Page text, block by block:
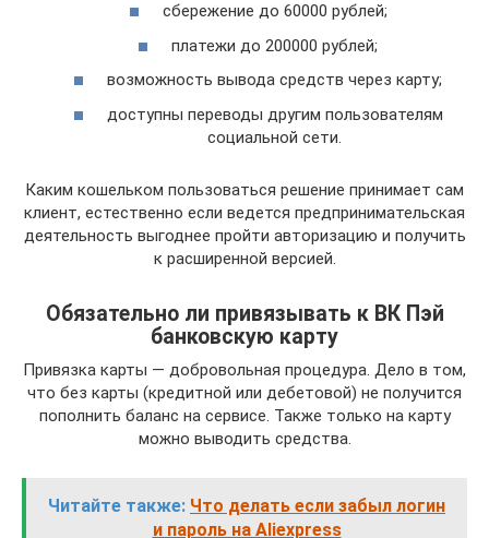
сбережение до 60000 рублей;
платежи до 200000 рублей;
возможность вывода средств через карту;
доступны переводы другим пользователям
социальной сети.
Каким кошельком пользоваться решение принимает сам
клиент, естественно если ведется предпринимательская
деятельность выгоднее пройти авторизацию и получить
к расширенной версией.
Обязательно ли привязывать к ВК Пэй
банковскую карту
Привязка карты — добровольная процедура. Дело в том,
что без карты (кредитной или дебетовой) не получится
пополнить баланс на сервисе. Также только на карту
можно выводить средства.
Читайте также: Что делать если забыл логин
и пароль на Aliexpress